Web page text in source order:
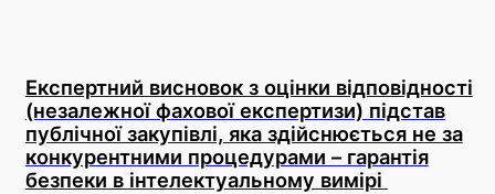
Експертний висновок з оцінки відповідності
(незалежної фахової експертизи) підстав
публічної закупівлі, яка здійснюється не за
конкурентними процедурами – гарантія
безпеки в інтелектуальному вимірі